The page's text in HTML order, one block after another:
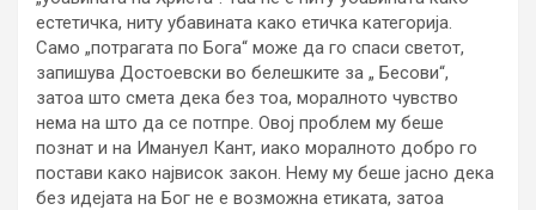
естетичка, ниту убавината како етичка категорија.
Само „потрагата по Бога“ може да го спаси светот,
запишува Достоевски во белешките за „ Бесови“,
затоа што смета дека без тоа, моралното чувство
нема на што да се потпре. Овој проблем му беше
познат и на Имануел Кант, иако моралното добро го
постави како највисок закон. Нему му беше јасно дека
без идејата на Бог не е возможна етиката, затоа